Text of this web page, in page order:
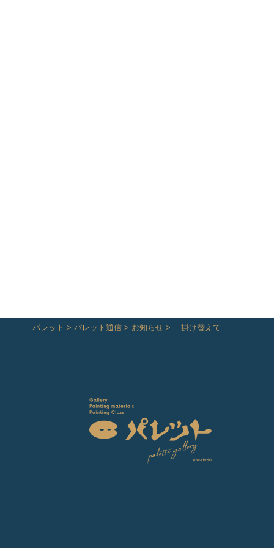
パレット > パレット通信 > お知らせ > 掛け替えて